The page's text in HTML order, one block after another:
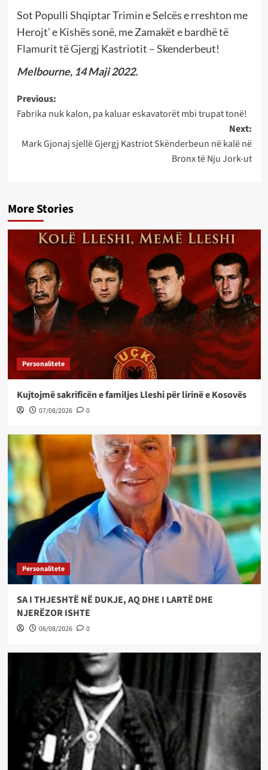
Sot Populli Shqiptar Trimin e Selcës e rreshton me
Herojt’ e Kishës sonë, me Zamakët e bardhë të
Flamurit të Gjergj Kastriotit – Skenderbeut!
Melbourne, 14 Maji 2022.
Post
navigation
Previous:
Fabrika nuk kalon, pa kaluar eskavatorët mbi trupat tonë!
Next:
Mark Gjonaj sjellë Gjergj Kastriot Skënderbeun në kalë në
Bronx të Nju Jork-ut
More Stories
Personalitete
Kujtojmë sakrificën e familjes Lleshi për lirinë e Kosovës
07/08/2026 0
Personalitete
SA I THJESHTË NË DUKJE, AQ DHE I LARTË DHE
NJERËZOR ISHTE
06/08/2026 0